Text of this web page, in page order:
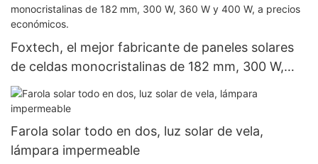
Foxtech, el mejor fabricante de paneles solares
de celdas monocristalinas de 182 mm, 300 W,
360 W y 400 W, a precios económicos.
Farola solar todo en dos, luz solar de vela,
lámpara impermeable